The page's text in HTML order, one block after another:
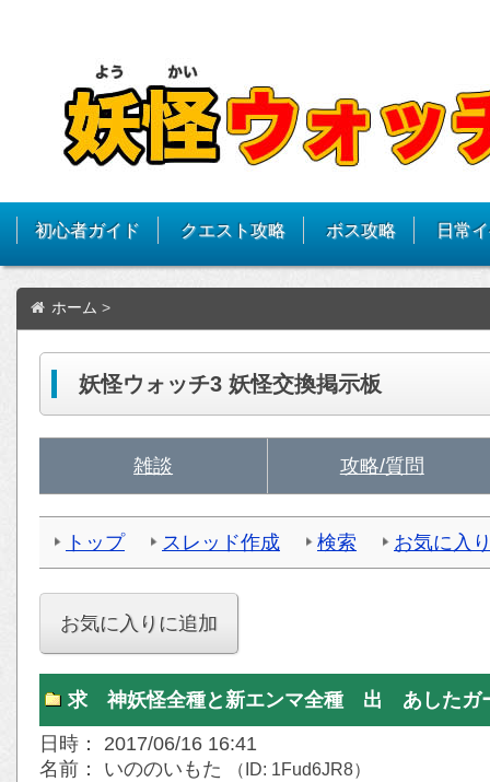
初心者ガイド クエスト攻略 ボス攻略 日常
ホーム >
妖怪ウォッチ3 妖怪交換掲示板
雑談 攻略/質問
トップ スレッド作成 検索 お気に入
求 神妖怪全種と新エンマ全種 出 あしたガ
日時： 2017/06/16 16:41
名前： いののいもた
（ID: 1Fud6JR8）